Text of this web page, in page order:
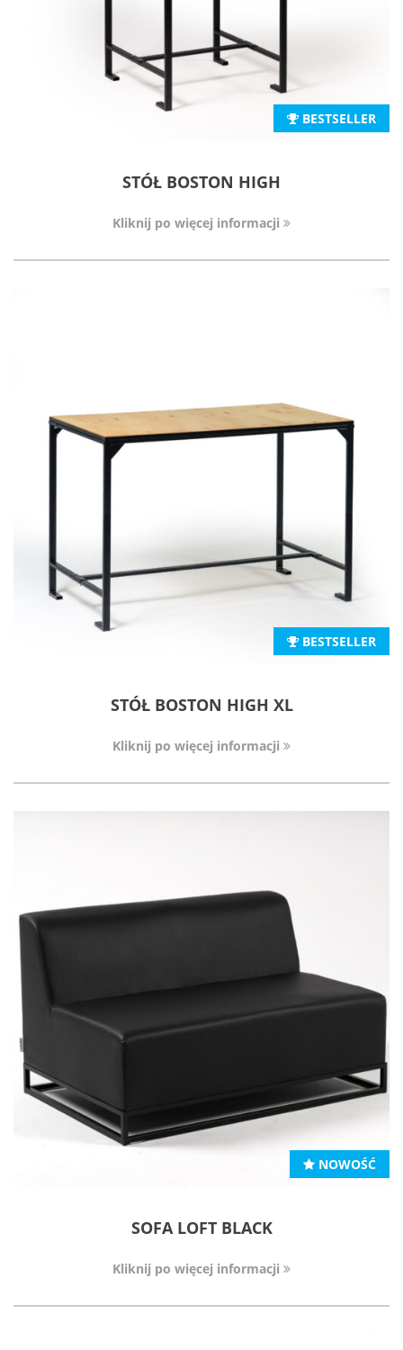
BESTSELLER
STÓŁ BOSTON HIGH
Kliknij po więcej informacji
BESTSELLER
STÓŁ BOSTON HIGH XL
Kliknij po więcej informacji
NOWOŚĆ
SOFA LOFT BLACK
Kliknij po więcej informacji